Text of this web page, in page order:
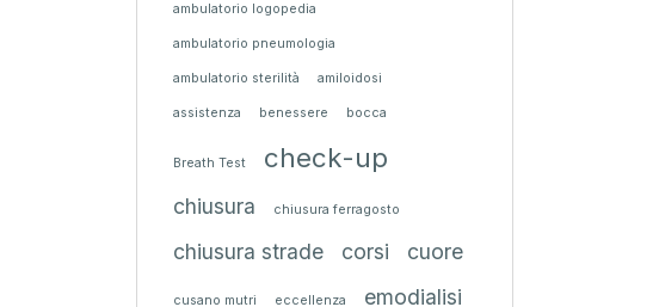
ambulatorio logopedia
ambulatorio pneumologia
ambulatorio sterilità amiloidosi
assistenza benessere bocca
Breath Test check-up
chiusura chiusura ferragosto
chiusura strade corsi cuore
cusano mutri eccellenza
emodialisi